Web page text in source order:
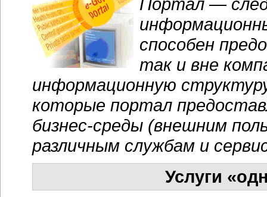
способен
так и вне
информационную
которые портал
бизнес-среды (внешним
различным службам и
Услуги